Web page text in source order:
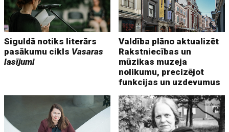
Siguldā notiks literārs
pasākumu cikls Vasaras
lasījumi
Valdība plāno aktualizēt
Rakstniecības un
mūzikas muzeja
nolikumu, precizējot
funkcijas un uzdevumus